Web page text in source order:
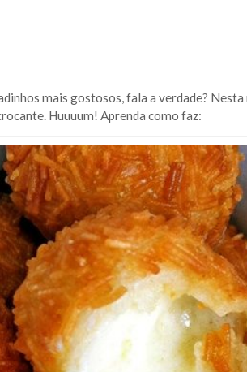
mais gostosos, fala a verdade?
Huuuum! Aprenda como faz: